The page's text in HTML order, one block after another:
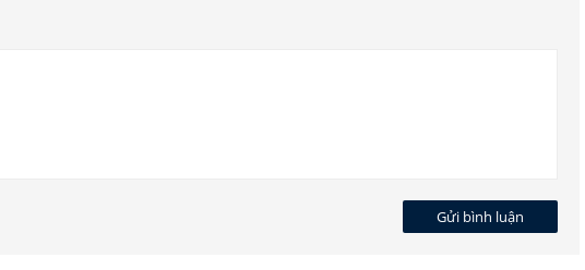
Gửi bình luận